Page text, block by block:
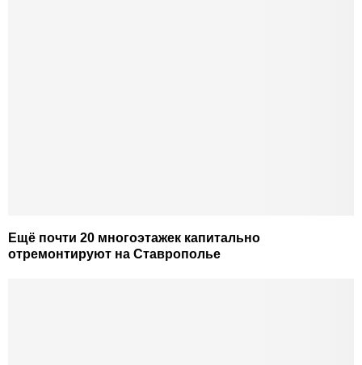
Ещё почти 20 многоэтажек капитально
отремонтируют на Ставрополье